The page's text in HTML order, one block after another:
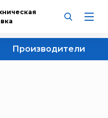
Производители